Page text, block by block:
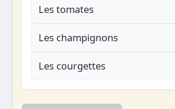
Les tomates
Les champignons
Les courgettes